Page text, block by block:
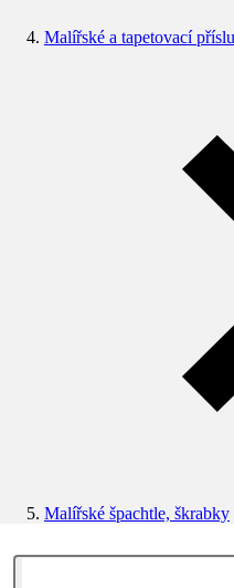
Malířské a tapetovací
Malířské špachtle, škrabky